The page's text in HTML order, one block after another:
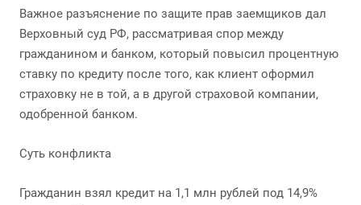
Важное разъяснение по защите прав заемщиков дал
Верховный суд РФ, рассматривая спор между
гражданином и банком, который повысил процентную
ставку по кредиту после того, как клиент оформил
страховку не в той, а в другой страховой компании,
одобренной банком.
Суть конфликта
Гражданин взял кредит на 1,1 млн рублей под 14,9%